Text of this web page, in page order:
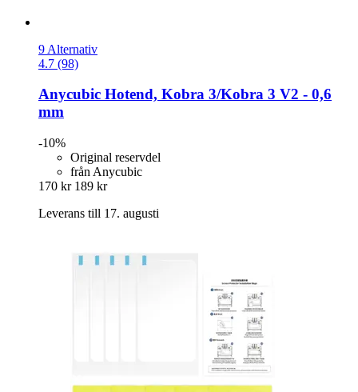
9 Alternativ
4.7 (98)
Anycubic Hotend, Kobra 3/Kobra 3 V2 -​ 0,6
mm
-10%
Original reservdel
från Anycubic
170 kr 189 kr
Leverans till 17. augusti